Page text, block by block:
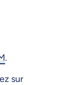
.
sur